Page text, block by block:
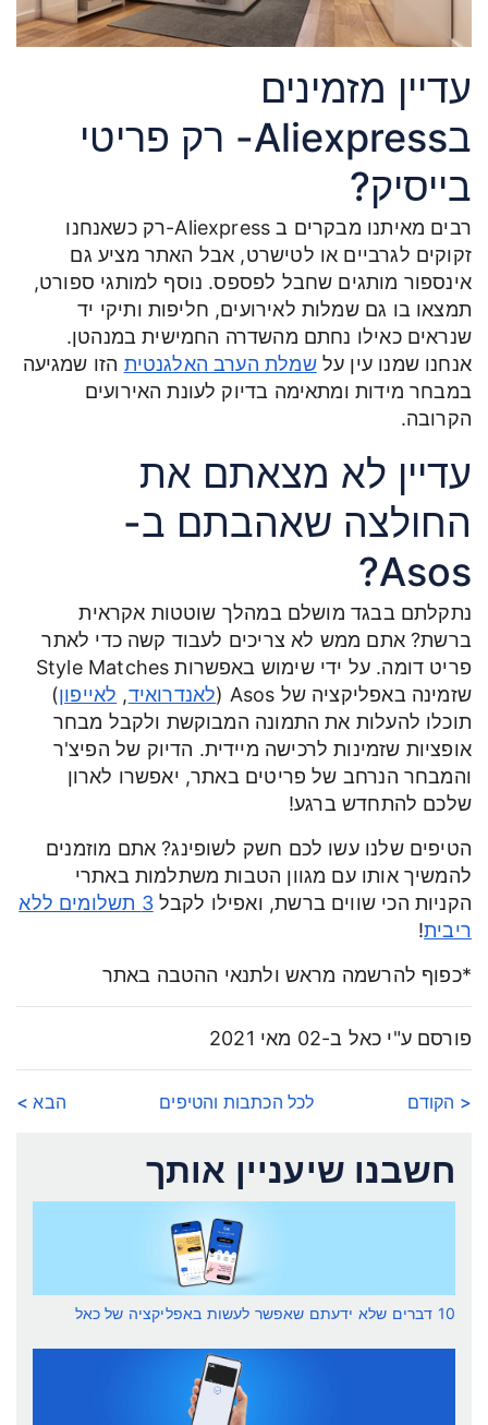
עדיין מזמינים
בAliexpress- רק פריטי
בייסיק?
רבים מאיתנו מבקרים ב Aliexpress-רק כשאנחנו
זקוקים לגרביים או לטישרט, אבל האתר מציע גם
אינספור מותגים שחבל לפספס. נוסף למותגי ספורט,
תמצאו בו גם שמלות לאירועים, חליפות ותיקי יד
שנראים כאילו נחתם מהשדרה החמישית במנהטן.
אנחנו שמנו עין עלשמלת הערב האלגנטית הזו שמגיעה
במבחר מידות ומתאימה בדיוק לעונת האירועים
הקרובה.
עדיין לא מצאתם את
החולצה שאהבתם ב-
Asos?
נתקלתם בבגד מושלם במהלך שוטטות אקראית
ברשת? אתם ממש לא צריכים לעבוד קשה כדי לאתר
פריט דומה. על ידי שימוש באפשרות Style Matches
שזמינה באפליקציה של Asos (
לאנדרואיד, לאייפון)
תוכלו להעלות את התמונה המבוקשת ולקבל מבחר
אופציות שזמינות לרכישה מיידית. הדיוק של הפיצ'ר
והמבחר הנרחב של פריטים באתר, יאפשרו לארון
שלכם להתחדש ברגע!
הטיפים שלנו עשו לכם חשק לשופינג? אתם מוזמנים
להמשיך אותו עם מגוון הטבות משתלמות באתרי
הקניות הכי שווים ברשת, ואפילו לקבל
3 תשלומים ללא
ריבית!
*כפוף להרשמה מראש ולתנאי ההטבה באתר
פורסם ע"י כאל ב-02 מאי 2021
< הקודם לכל הכתבות והטיפים הבא >
חשבנו שיעניין אותך
10 דברים שלא ידעתם שאפשר לעשות באפליקציה של כאל